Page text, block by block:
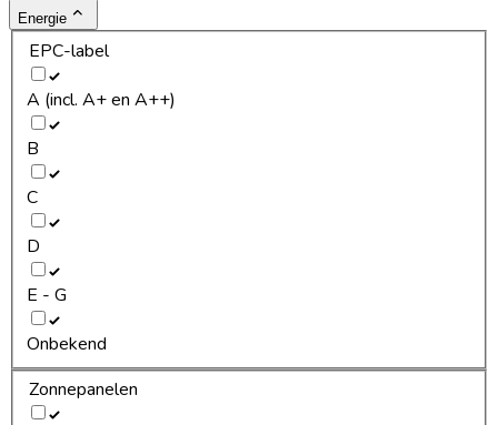
Energie
EPC-label
A (incl. A+ en A++)
B
C
D
E - G
Onbekend
Zonnepanelen